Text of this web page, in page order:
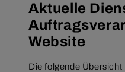
Aktuelle
Website
Die folgende